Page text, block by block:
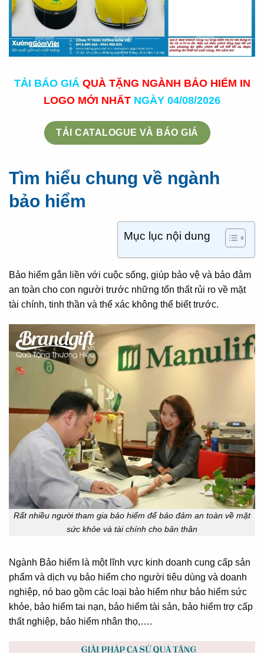
TẢI BÁO GIÁQUÀ TẶNG NGÀNH BẢO HIỂM IN
LOGO MỚI NHẤT NGÀY 04/08/2026
TẢI CATALOGUE VÀ BÁO GIÁ
Tìm hiểu chung về ngành
bảo hiểm
Mục lục nội dung
Bảo hiểm gắn liền với cuộc sống, giúp bảo vệ và bảo đảm
an toàn cho con người trước những tổn thất rủi ro về mặt
tài chính, tinh thần và thể xác không thể biết trước.
Rất nhiều người tham gia bảo hiểm để bảo đảm an toàn về mặt
sức khỏe và tài chính cho bản thân
Ngành Bảo hiểm là một lĩnh vực kinh doanh cung cấp sản
phẩm và dịch vụ bảo hiểm cho người tiêu dùng và doanh
nghiệp, nó bao gồm các loại bảo hiểm như bảo hiểm sức
khỏe, bảo hiểm tai nạn, bảo hiểm tài sản, bảo hiểm trợ cấp
thất nghiệp, bảo hiểm nhân thọ,….